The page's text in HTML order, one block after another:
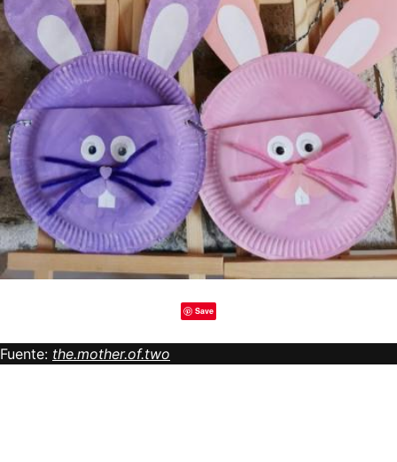
Save
Fuente: the.mother.of.two